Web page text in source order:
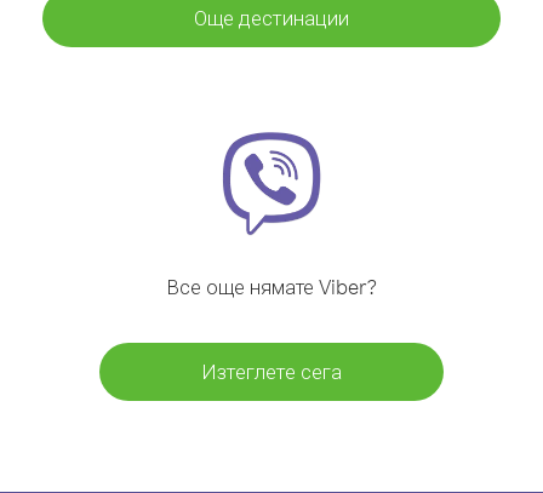
Още дестинации
Все още нямате Viber?
Изтеглете сега